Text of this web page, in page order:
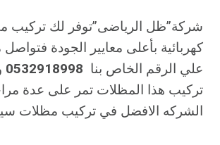
شركة”ظل الرياضى”توفر لك تركيب
كهربائية بأعلى معايير الجودة فتواصل
علي الرقم الخاص بنا 0532918998
تركيب هذا المظلات تمر على عدة
الشركه الافضل في تركيب مظلات